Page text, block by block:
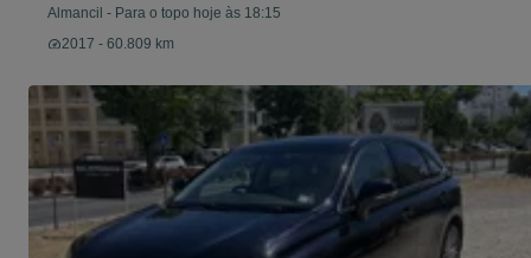
Almancil - Para o topo hoje às 18:15
2017 - 60.809 km